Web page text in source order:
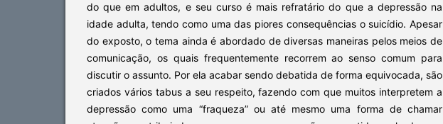
do que em adultos, e seu curso é mais refratário do que a depressão na
idade adulta, tendo como uma das piores consequências o suicídio. Apesar
do exposto, o tema ainda é abordado de diversas maneiras pelos meios de
comunicação, os quais frequentemente recorrem ao senso comum para
discutir o assunto. Por ela acabar sendo debatida de forma equivocada, são
criados vários tabus a seu respeito, fazendo com que muitos interpretem a
depressão como uma “fraqueza” ou até mesmo uma forma de chamar